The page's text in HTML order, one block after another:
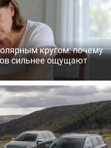
кругом: почему
сильнее ощущают